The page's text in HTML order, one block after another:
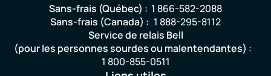
Sans-frais (Québec) : 1 866-582-2088
Sans-frais (Canada) : 1 888-295-8112
Service de relais Bell
(pour les personnes sourdes ou malentendantes) :
1 800-855-0511